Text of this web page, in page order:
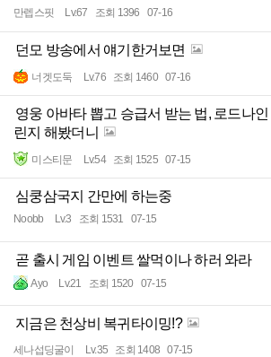
만렙스핏 Lv.67 조회 1396 07-16
던모 방송에서 얘기한거보면
너겟도둑 Lv.76 조회 1460 07-16
영웅 아바타 뽑고 승급서 받는 법, 로드나
린지 해봤더니
미스티문 Lv.54 조회 1525 07-15
심쿵삼국지 간만에 하는중
Noobb Lv.3 조회 1531 07-15
곧 출시 게임 이벤트 쌀먹이나 하러 와라
Ayo Lv.21 조회 1520 07-15
지금은 천상비 복귀타이밍!?
세나섭딩굴이 Lv.35 조회 1408 07-15